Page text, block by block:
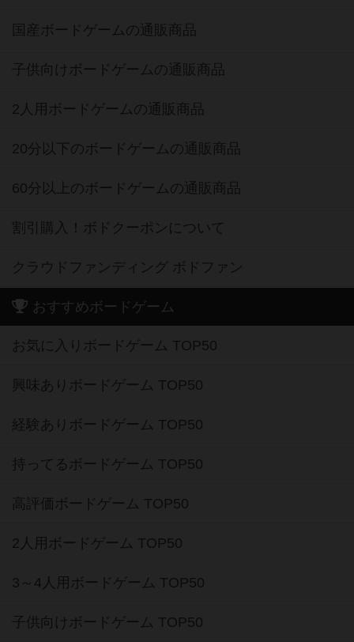
国産ボードゲームの通販商品
子供向けボードゲームの通販商品
2人用ボードゲームの通販商品
20分以下のボードゲームの通販商品
60分以上のボードゲームの通販商品
割引購入！ボドクーポンについて
クラウドファンディング ボドファン
おすすめボードゲーム
お気に入りボードゲーム TOP50
興味ありボードゲーム TOP50
経験ありボードゲーム TOP50
持ってるボードゲーム TOP50
高評価ボードゲーム TOP50
2人用ボードゲーム TOP50
3～4人用ボードゲーム TOP50
子供向けボードゲーム TOP50